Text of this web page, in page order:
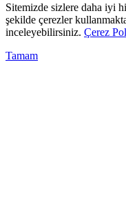
Sitemizde sizlere daha iyi
şekilde çerezler
inceleyebilirsiniz. Çerez
Tamam